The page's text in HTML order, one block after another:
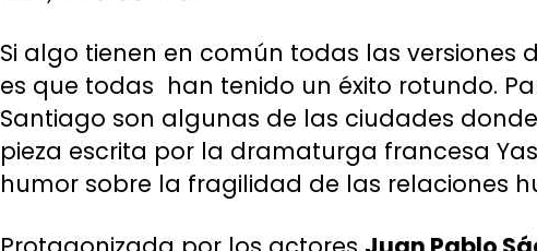
Si algo tienen en común todas las versiones
es que todas han tenido un éxito rotundo.
Santiago son algunas de las ciudades
pieza escrita por la dramaturga francesa
humor sobre la fragilidad de las relaciones